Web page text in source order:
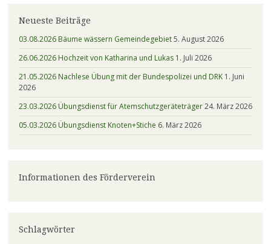
Neueste Beiträge
03.08.2026 Bäume wässern Gemeindegebiet5. August 2026
26.06.2026 Hochzeit von Katharina und Lukas 1. Juli 2026
21.05.2026 Nachlese Übung mit der Bundespolizei und DRK 1. Juni
2026
23.03.2026 Übungsdienst für Atemschutzgeräteträger24. März 2026
05.03.2026 Übungsdienst Knoten+Stiche 6. März 2026
Informationen des Förderverein
Schlagwörter